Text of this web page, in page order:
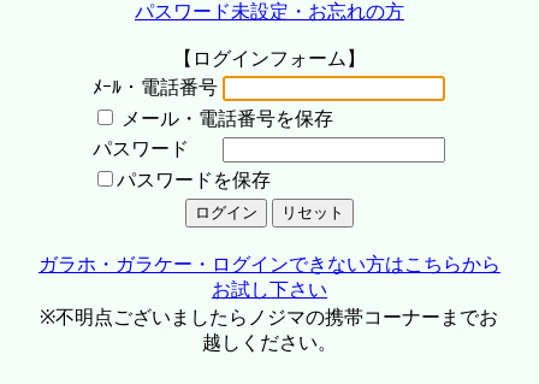
パスワード未設定・お忘れの方
【ログインフォーム】
ﾒｰﾙ・電話番号
メール・電話番号を保存
パスワード
パスワードを保存
ガラホ・ガラケー・ログインできない方はこちらから
お試し下さい
※不明点ございましたらノジマの携帯コーナーまでお
越しください。